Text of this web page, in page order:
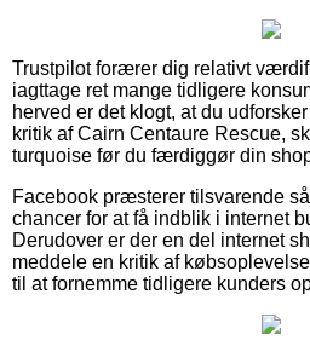
Trustpilot forærer dig relativt
iagttage ret mange tidligere
herved er det klogt, at du
kritik af Cairn Centaure Rescue,
turquoise før du færdiggør din
Facebook præsterer tilsvarende
chancer for at få indblik i internet
Derudover er der en del internet
meddele en kritik af
til at fornemme tidligere kunders